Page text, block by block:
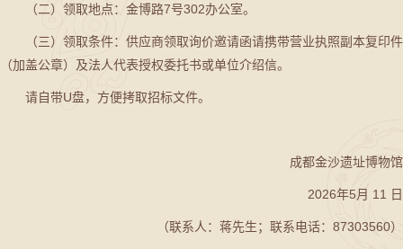
（二）领取地点：金博路7号302办公室。
（三）领取条件：供应商领取询价邀请函请携带营业执照副本复印件
（加盖公章）及法人代表授权委托书或单位介绍信。
请自带U盘，方便拷取招标文件。
成都金沙遗址博物馆
2026年5月 11 日
（联系人：蒋先生；联系电话：87303560）